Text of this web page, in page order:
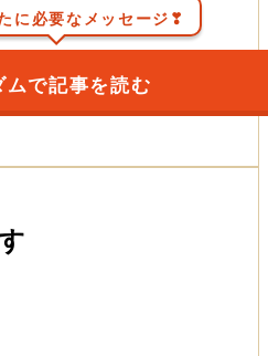
に必要なメッセージ❣
ムで記事を読む